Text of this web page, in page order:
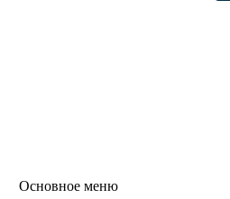
Основное меню